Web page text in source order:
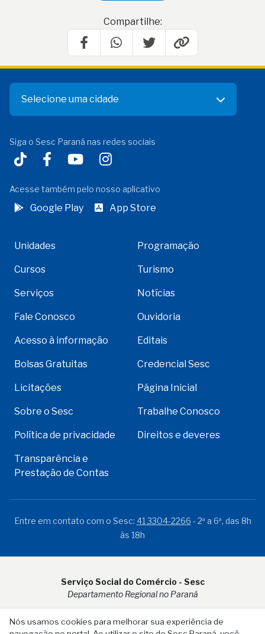
Nós usamos cookies para melhorar sua experiência de
Compartilhe:
Selecione uma cidade
Siga o Sesc Paraná nas redes sociais
Acesse também pelo nosso aplicativo
Google Play App Store
Unidades Programação
Cursos Turismo
Serviços Notícias
Fale Conosco Ouvidoria
Acesso à informação Editais
Bolsas Gratuitas Credencial Sesc
Licitações Página Inicial
Sobre o Sesc Trabalhe Conosco
Política de privacidade Direitos e deveres
Transparência e
Prestação de Contas
Entre em contato com o Sesc: 41 3304-2266 - 2ª a 6ª, das 8h
às 18h
Serviço Social do Comércio - Sesc
Departamento Regional no Paraná
Rua Visconde do Rio Branco, 931 - CEP 80.410-001 - Curitiba -
PR